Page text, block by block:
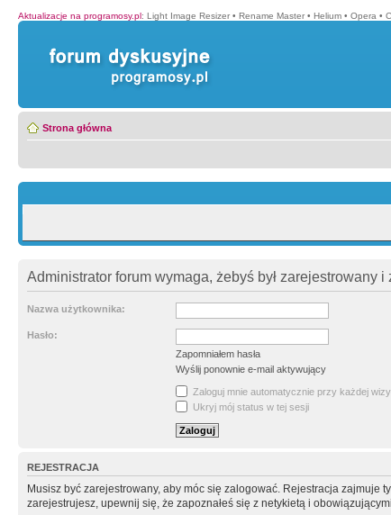
Aktualizacje na programosy.pl: Light Image Resizer • Rename Master • Helium • Opera •
Strona główna
Administrator forum wymaga, żebyś był zarejestrowany
Nazwa użytkownika:
Hasło:
Zapomniałem hasła
Wyślij ponownie e-mail aktywujący
Zaloguj mnie automatycznie przy każdej
Ukryj mój status w tej sesji
REJESTRACJA
Musisz być zarejestrowany, aby móc się zalogować. Rejestracja zajmuje
zarejestrujesz, upewnij się, że zapoznałeś się z netykietą i